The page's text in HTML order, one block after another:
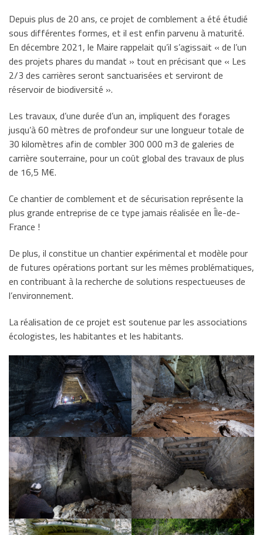
Depuis plus de 20 ans, ce projet de comblement a été étudié
sous différentes formes, et il est enfin parvenu à maturité.
En décembre 2021, le Maire rappelait qu’il s’agissait « de l’un
des projets phares du mandat » tout en précisant que « Les
2/3 des carrières seront sanctuarisées et serviront de
réservoir de biodiversité ».
Les travaux, d’une durée d’un an, impliquent des forages
jusqu’à 60 mètres de profondeur sur une longueur totale de
30 kilomètres afin de combler 300 000 m3 de galeries de
carrière souterraine, pour un coût global des travaux de plus
de 16,5 M€.
Ce chantier de comblement et de sécurisation représente la
plus grande entreprise de ce type jamais réalisée en Île-de-
France !
De plus, il constitue un chantier expérimental et modèle pour
de futures opérations portant sur les mêmes problématiques,
en contribuant à la recherche de solutions respectueuses de
l’environnement.
La réalisation de ce projet est soutenue par les associations
écologistes, les habitantes et les habitants.